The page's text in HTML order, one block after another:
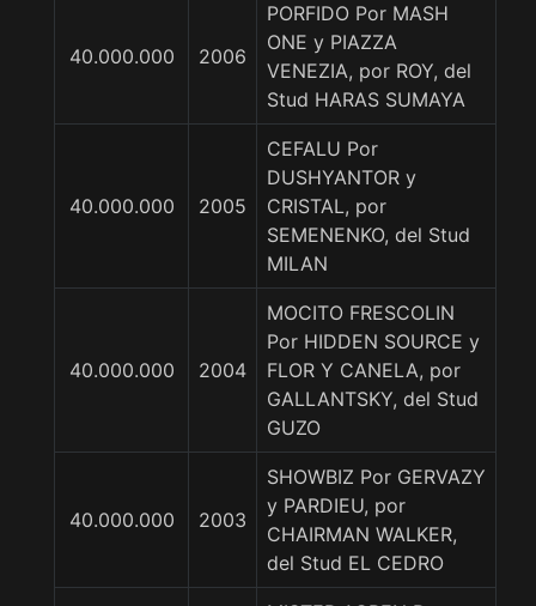
40.000.000 2006
PORFIDO Por MASH
ONE y PIAZZA
VENEZIA, por ROY, del
Stud HARAS SUMAYA
40.000.000 2005
CEFALU Por
DUSHYANTOR y
CRISTAL, por
SEMENENKO, del Stud
MILAN
40.000.000 2004
MOCITO FRESCOLIN
Por HIDDEN SOURCE y
FLOR Y CANELA, por
GALLANTSKY, del Stud
GUZO
40.000.000 2003
SHOWBIZ Por GERVAZY
y PARDIEU, por
CHAIRMAN WALKER,
del Stud EL CEDRO